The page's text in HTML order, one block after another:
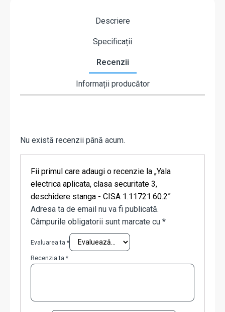
Descriere
Specificații
Recenzii
Informații producător
Nu există recenzii până acum.
Fii primul care adaugi o recenzie la „Yala
electrica aplicata, clasa securitate 3,
deschidere stanga - CISA 1.11721.60.2”
Adresa ta de email nu va fi publicată.
Câmpurile obligatorii sunt marcate cu *
Evaluarea ta *
Recenzia ta *